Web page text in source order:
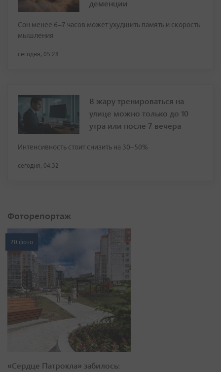
деменции
Сон менее 6–7 часов может ухудшить память и скорость
мышления
сегодня, 05:28
В жару тренироваться на
улице можно только до 10
утра или после 7 вечера
Интенсивность стоит снизить на 30–50%
сегодня, 04:32
Фоторепортаж
20 фото
«Сердце Патрокла» забилось: